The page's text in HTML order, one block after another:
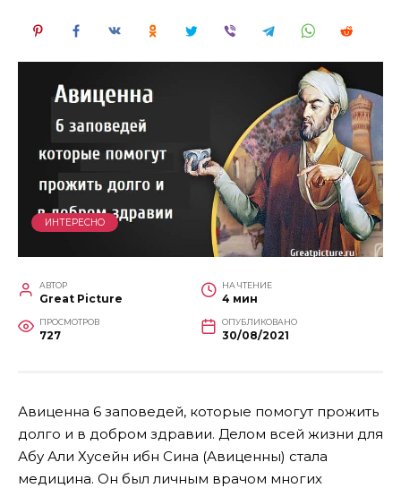
ИНТЕРЕСНО
АВТОР
Great Picture
НА ЧТЕНИЕ
4 мин
ПРОСМОТРОВ
727
ОПУБЛИКОВАНО
30/08/2021
Авиценна 6 заповедей, которые помогут прожить
долго и в добром здравии. Делом всей жизни для
Абу Али Хусейн ибн Сина (Авиценны) стала
медицина. Он был личным врачом многих